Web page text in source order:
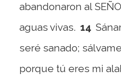
abandonaron al
aguas vivas. 14
seré sanado;
porque tú eres mi